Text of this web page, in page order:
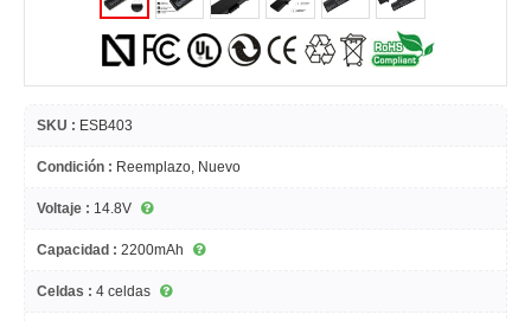
SKU : ESB403
Condición : Reemplazo, Nuevo
Voltaje : 14.8V
Capacidad : 2200mAh
Celdas : 4 celdas